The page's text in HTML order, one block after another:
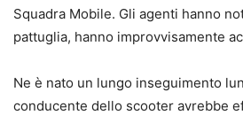
Squadra Mobile. Gli agenti hanno
pattuglia, hanno improvvisamente
Ne è nato un lungo inseguimento
conducente dello scooter avrebbe